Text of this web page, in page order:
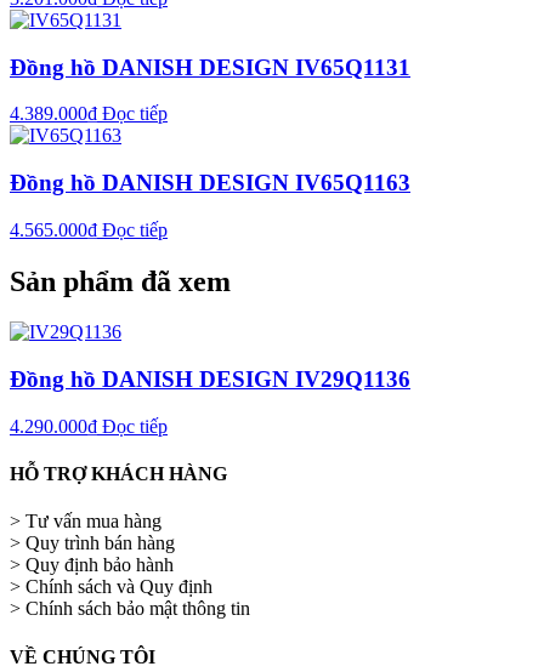
Đồng hồ DANISH DESIGN IV65Q1131
4.389.000₫ Đọc tiếp
Đồng hồ DANISH DESIGN IV65Q1163
4.565.000₫ Đọc tiếp
Sản phẩm đã xem
Đồng hồ DANISH DESIGN IV29Q1136
4.290.000₫ Đọc tiếp
HỖ TRỢ KHÁCH HÀNG
> Tư vấn mua hàng
> Quy trình bán hàng
> Quy định bảo hành
> Chính sách và Quy định
> Chính sách bảo mật thông tin
VỀ CHÚNG TÔI